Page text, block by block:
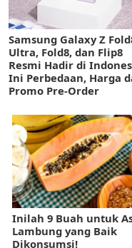
Samsung Galaxy Z
Ultra, Fold8, dan Flip8
Resmi Hadir di
Ini Perbedaan, Harga
Promo Pre-Order
Inilah 9 Buah untuk
Lambung yang Baik
Dikonsumsi!